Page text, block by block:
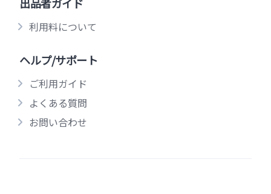
利用料について
ヘルプ/サポート
ご利用ガイド
よくある質問
お問い合わせ